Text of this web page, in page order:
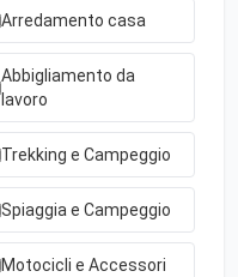
Arredamento casa
Abbigliamento da
lavoro
Trekking e Campeggio
Spiaggia e Campeggio
Motocicli e Accessori